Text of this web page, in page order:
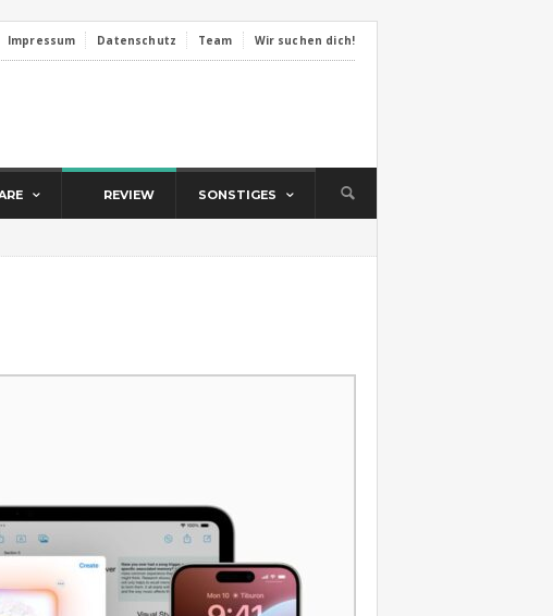
Impressum Datenschutz Team Wir suchen dich!
REVIEW SONSTIGES